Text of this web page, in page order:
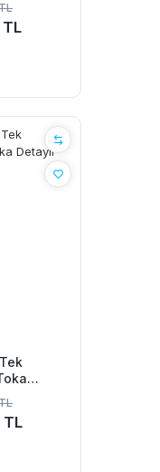
TL